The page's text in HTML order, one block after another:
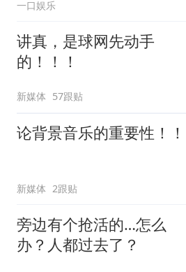
一口娱乐
讲真，是球网先动手
的！！！
新媒体 57跟贴
论背景音乐的重要性！！
新媒体 2跟贴
旁边有个抢活的…怎么
办？人都过去了？